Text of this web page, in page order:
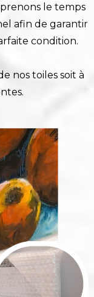
prenons le temps
afin de garantir
condition.
nos toiles soit à